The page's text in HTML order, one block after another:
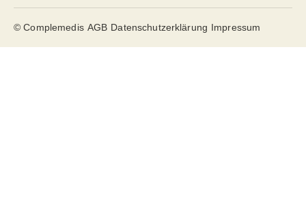
© Complemedis AGB Datenschutzerklärung Impressum